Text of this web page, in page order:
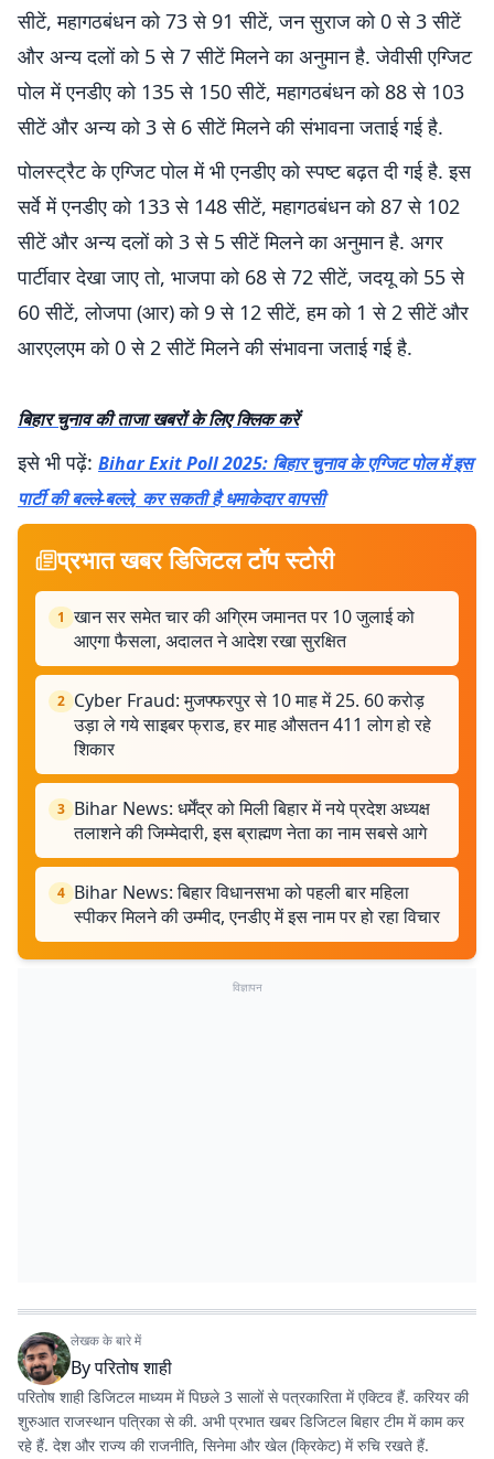
सीटें, महागठबंधन को 73 से 91 सीटें, जन सुराज को 0 से 3 सीटें
और अन्य दलों को 5 से 7 सीटें मिलने का अनुमान है. जेवीसी एग्जिट
पोल में एनडीए को 135 से 150 सीटें, महागठबंधन को 88 से 103
सीटें और अन्य को 3 से 6 सीटें मिलने की संभावना जताई गई है.
पोलस्ट्रैट के एग्जिट पोल में भी एनडीए को स्पष्ट बढ़त दी गई है. इस
सर्वे में एनडीए को 133 से 148 सीटें, महागठबंधन को 87 से 102
सीटें और अन्य दलों को 3 से 5 सीटें मिलने का अनुमान है. अगर
पार्टीवार देखा जाए तो, भाजपा को 68 से 72 सीटें, जदयू को 55 से
60 सीटें, लोजपा (आर) को 9 से 12 सीटें, हम को 1 से 2 सीटें और
आरएलएम को 0 से 2 सीटें मिलने की संभावना जताई गई है.
बिहार चुनाव की ताजा खबरों के लिए क्लिक करें
इसे भी पढ़ें: Bihar Exit Poll 2025: बिहार चुनाव के एग्जिट पोल में इस
पार्टी की बल्ले-बल्ले, कर सकती है धमाकेदार वापसी
प्रभात खबर डिजिटल टॉप स्टोरी
1 खान सर समेत चार की अग्रिम जमानत पर 10 जुलाई को
आएगा फैसला, अदालत ने आदेश रखा सुरक्षित
2 Cyber ​​Fraud: मुजफ्फरपुर से 10 माह में 25. 60 करोड़
उड़ा ले गये साइबर फ्राड, हर माह औसतन 411 लोग हो रहे
शिकार
3 Bihar News: धर्मेंद्र को मिली बिहार में नये प्रदेश अध्यक्ष
तलाशने की जिम्मेदारी, इस ब्राह्मण नेता का नाम सबसे आगे
4 Bihar News: बिहार विधानसभा को पहली बार महिला
स्पीकर मिलने की उम्मीद, एनडीए में इस नाम पर हो रहा विचार
विज्ञापन
लेखक के बारे में
Byपरितोष शाही
परितोष शाही डिजिटल माध्यम में पिछले 3 सालों से पत्रकारिता में एक्टिव हैं. करियर की
शुरुआत राजस्थान पत्रिका से की. अभी प्रभात खबर डिजिटल बिहार टीम में काम कर
रहे हैं. देश और राज्य की राजनीति, सिनेमा और खेल (क्रिकेट) में रुचि रखते हैं.